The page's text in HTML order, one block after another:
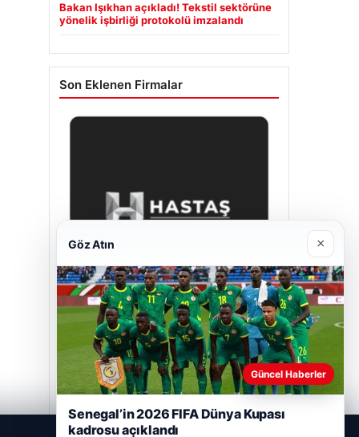
Bakan Işıkhan açıkladı! Tekstil sektörüne
yönelik işbirliği protokolü imzalandı
Son Eklenen Firmalar
Hastaş Beton
Mayıs 26, 2026
Göz Atın ×
Güncel Haberler
Senegal’in 2026 FIFA Dünya Kupası
kadrosu açıklandı